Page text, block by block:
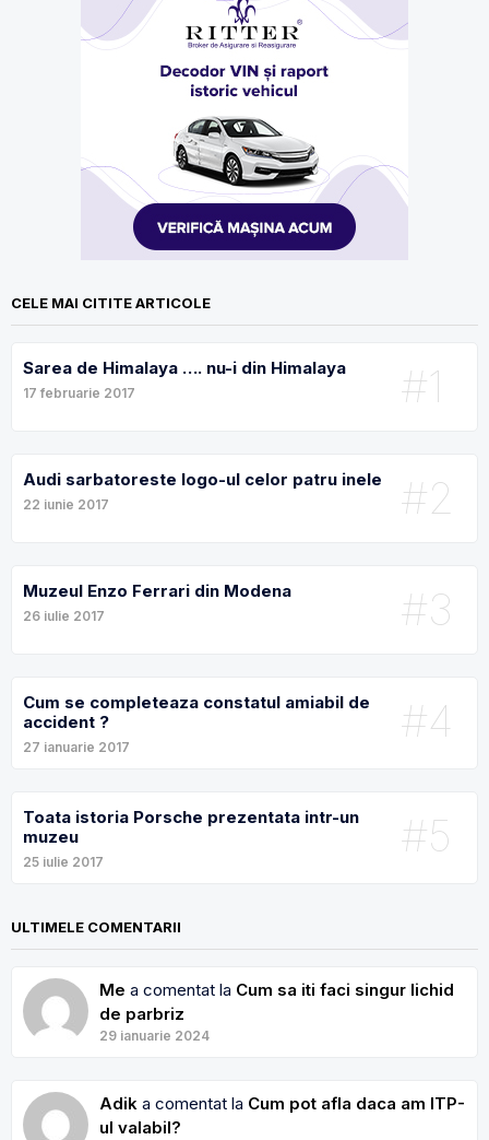
CELE MAI CITITE ARTICOLE
#1
Sarea de Himalaya …. nu-i din Himalaya
17 februarie 2017
#2
Audi sarbatoreste logo-ul celor patru inele
22 iunie 2017
#3
Muzeul Enzo Ferrari din Modena
26 iulie 2017
#4
Cum se completeaza constatul amiabil de
accident ?
27 ianuarie 2017
#5
Toata istoria Porsche prezentata intr-un
muzeu
25 iulie 2017
ULTIMELE COMENTARII
Me a comentat la Cum sa iti faci singur lichid
de parbriz
29 ianuarie 2024
Adik a comentat la Cum pot afla daca am ITP-
ul valabil?